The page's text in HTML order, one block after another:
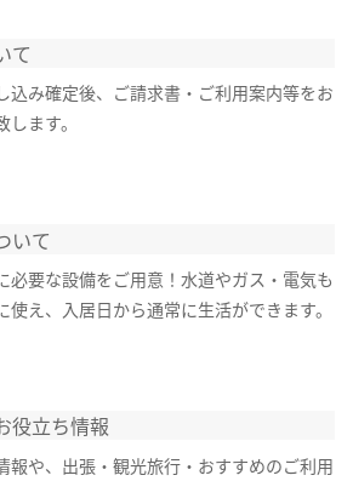
て
込み確定後、ご請求書・ご利用案内等をお
します。
いて
必要な設備をご用意！水道やガス・電気も
使え、入居日から通常に生活ができます。
役立ち情報
報や、出張・観光旅行・おすすめのご利用